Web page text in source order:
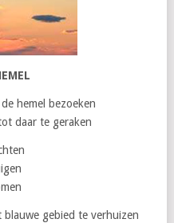
hemel bezoeken
daar te geraken
gebied te verhuizen